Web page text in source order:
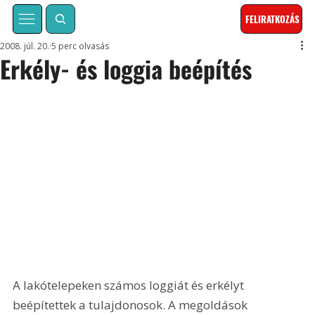
FELIRATKOZÁS
Erkély- és loggia beépítés
2008. júl. 20. 5 perc olvasás
A lakótelepeken számos loggiát és erkélyt
beépítettek a tulajdonosok. A megoldások